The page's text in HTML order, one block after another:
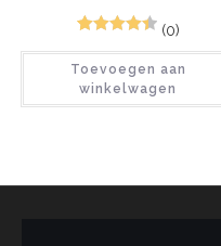
rd4.50op
5
en
(0)
Toevoegen aan
winkelwagen